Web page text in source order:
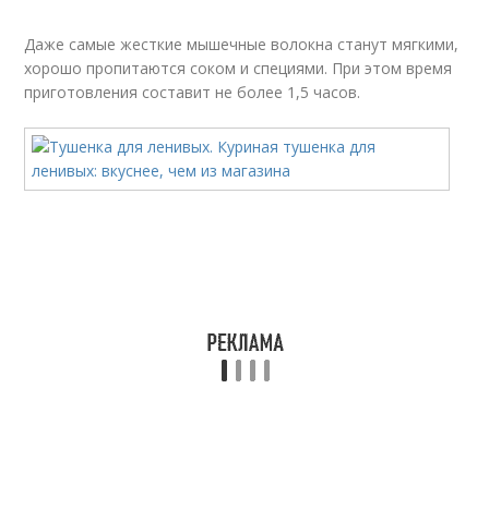
Даже самые жесткие мышечные волокна станут мягкими,
хорошо пропитаются соком и специями. При этом время
приготовления составит не более 1,5 часов.